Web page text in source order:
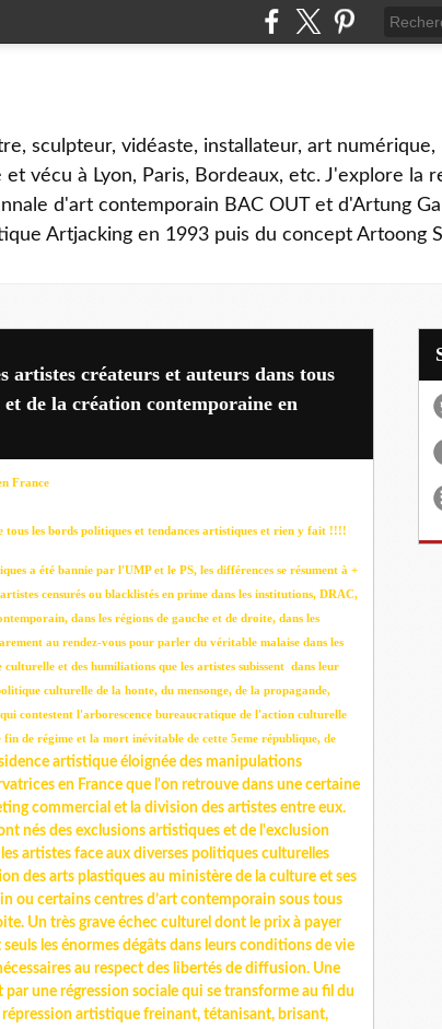
sculpteur, vidéaste, installateur, art numérique,
vécu à Lyon, Paris, Bordeaux, etc. J'explore la
d'art contemporain BAC OUT et d'Artung
Artjacking en 1993 puis du concept Artoong
artistes créateurs et auteurs dans tous
de la création contemporaine en
France
tous les bords politiques et tendances artistiques et rien y fait !!!!
a été bannie par l'UMP et le PS, les différences se résument à +
censurés ou blacklistés en prime dans les institutions, DRAC,
dans les régions de gauche et de droite, dans les
au rendez-vous pour parler du véritable malaise dans les
et des humiliations que les artistes subissent dans leur
culturelle de la honte, du mensonge, de la propagande,
contestent l'arborescence bureaucratique de l'action culturelle
de régime et la mort inévitable de cette 5eme république, de
artistique éloignée des manipulations
en France que l'on retrouve dans une certaine
commercial et la division des artistes entre eux.
nés des exclusions artistiques et de l'exclusion
artistes face aux diverses politiques culturelles
des arts plastiques au ministère de la culture et ses
ou certains centres d’art contemporain sous tous
Un très grave échec culturel dont le prix à payer
les énormes dégâts dans leurs conditions de vie
au respect des libertés de diffusion. Une
une régression sociale qui se transforme au fil du
artistique freinant, tétanisant, brisant,